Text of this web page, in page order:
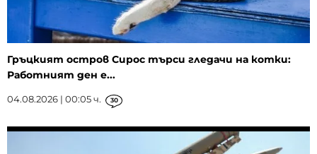
Гръцкият остров Сирос търси гледачи на котки:
Работният ден е...
04.08.2026 | 00:05 ч. 30